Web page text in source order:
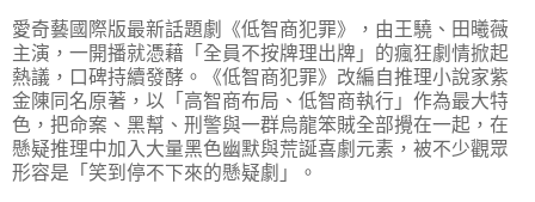
愛奇藝國際版最新話題劇《低智商犯罪》，由王驍、田曦薇
主演，一開播就憑藉「全員不按牌理出牌」的瘋狂劇情掀起
熱議，口碑持續發酵。《低智商犯罪》改編自推理小說家紫
金陳同名原著，以「高智商布局、低智商執行」作為最大特
色，把命案、黑幫、刑警與一群烏龍笨賊全部攪在一起，在
懸疑推理中加入大量黑色幽默與荒誕喜劇元素，被不少觀眾
形容是「笑到停不下來的懸疑劇」。